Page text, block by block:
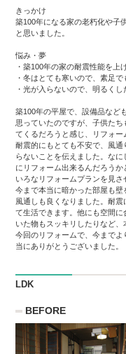
きっかけ
築100年になる家の老朽化や子
と思いました。
悩み・夢
・築100年の家の耐震性能を上
・冬はとても寒いので、素足
・光が入らないので、明るくし
築100年の平屋で、設備品など
思っていたのですが、子供た
てくるだろうと感じ、リフォー
耐震的にもとても不安で、風
らないことを伝えました。な
にリフォーム出来るんだろう
いろなリフォームプランを見さ
今まで本当に暗かった部屋も
風通しも良くなりました。耐
て生活できます。他にも空間
いた物もスッキリしたりなど、
今回のリフォームで、今まで
当にありがとうございました。
LDK
BEFORE